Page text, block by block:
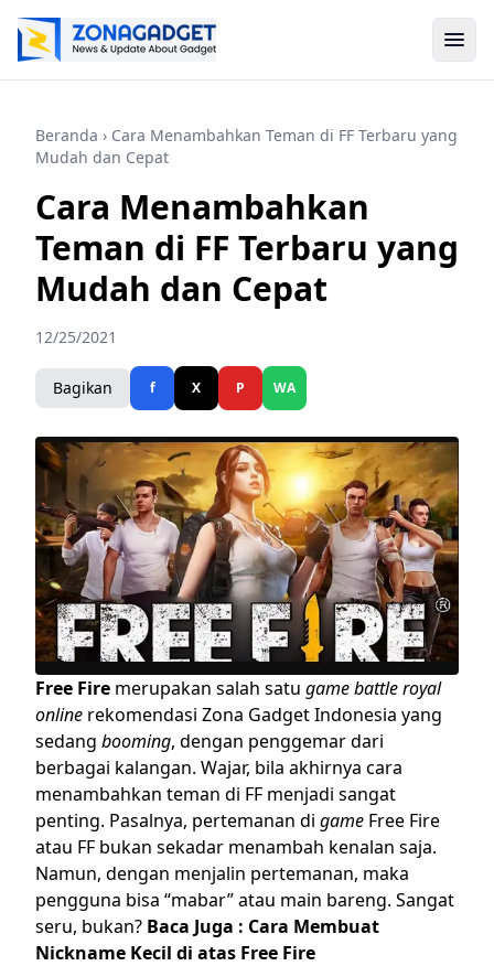
Beranda › Cara Menambahkan Teman di FF Terbaru yang
Mudah dan Cepat
Cara Menambahkan
Teman di FF Terbaru yang
Mudah dan Cepat
12/25/2021
Bagikan f X P WA
Free Fire merupakan salah satu game battle royal
online rekomendasi Zona Gadget Indonesia yang
sedang booming, dengan penggemar dari
berbagai kalangan. Wajar, bila akhirnya cara
menambahkan teman di FF menjadi sangat
penting. Pasalnya, pertemanan di game Free Fire
atau FF bukan sekadar menambah kenalan saja.
Namun, dengan menjalin pertemanan, maka
pengguna bisa “mabar” atau main bareng. Sangat
seru, bukan? Baca Juga : Cara Membuat
Nickname Kecil di atas Free Fire